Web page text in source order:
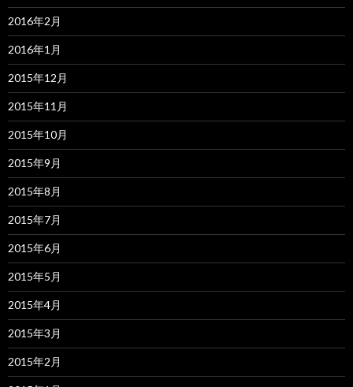
2016年2月
2016年1月
2015年12月
2015年11月
2015年10月
2015年9月
2015年8月
2015年7月
2015年6月
2015年5月
2015年4月
2015年3月
2015年2月